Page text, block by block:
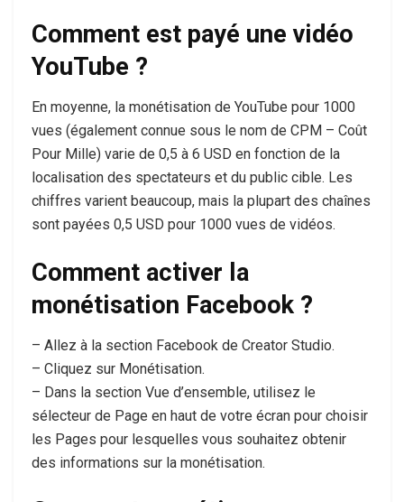
Comment est payé une vidéo
YouTube ?
En moyenne, la monétisation de YouTube pour 1000
vues (également connue sous le nom de CPM – Coût
Pour Mille) varie de 0,5 à 6 USD en fonction de la
localisation des spectateurs et du public cible. Les
chiffres varient beaucoup, mais la plupart des chaînes
sont payées 0,5 USD pour 1000 vues de vidéos.
Comment activer la
monétisation Facebook ?
– Allez à la section Facebook de Creator Studio.
– Cliquez sur Monétisation.
– Dans la section Vue d’ensemble, utilisez le
sélecteur de Page en haut de votre écran pour choisir
les Pages pour lesquelles vous souhaitez obtenir
des informations sur la monétisation.